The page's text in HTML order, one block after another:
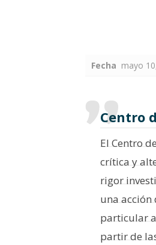
Fecha mayo
Centro
El Centro
crítica y
rigor
una acción
particular
partir de